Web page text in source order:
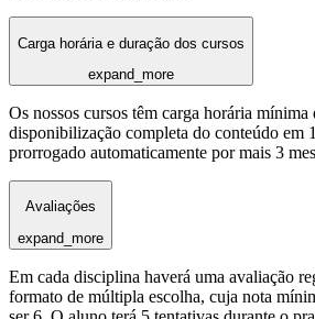
Carga horária e duração dos cursos
expand_more
Os nossos cursos têm carga horária mínima
disponibilização completa do conteúdo em
prorrogado automaticamente por mais 3
Avaliações
expand_more
Em cada disciplina haverá uma avaliação
formato de múltipla escolha, cuja nota